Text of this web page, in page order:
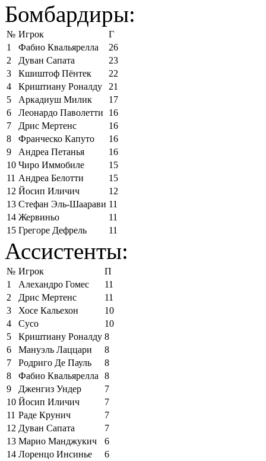
Бомбардиры:
№ Игрок
Г
1
Фабио Квальярелла
26
2
Дуван Сапата
23
3
Кшиштоф Пёнтек
22
4
Криштиану Роналду
21
5
Аркадиуш Милик
17
6
Леонардо Паволетти
16
7
Дрис Мертенс
16
8
Франческо Капуто
16
9
Андреа Петанья
16
10 Чиро Иммобиле
15
11 Андреа Белотти
15
12 Йосип Иличич
12
13 Стефан Эль-Шаарави 11
14 Жервиньо
11
15 Грегоре Дефрель 11
Ассистенты:
№ Игрок
П
1
Алехандро Гомес
11
2
Дрис Мертенс
11
3
Хосе Кальехон
10
4
Сусо
10
5
Криштиану Роналду 8
6
Мануэль Лаццари
8
7
Родриго Де Пауль
8
8
Фабио Квальярелла
8
9
Дженгиз Ундер
7
10 Йосип Иличич
7
11 Раде Крунич
7
12 Дуван Сапата
7
13 Марио Манджукич
6
14 Лоренцо Инсинье
6